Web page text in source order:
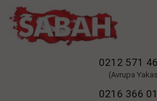
0212 571
(Avrupa
0216 366